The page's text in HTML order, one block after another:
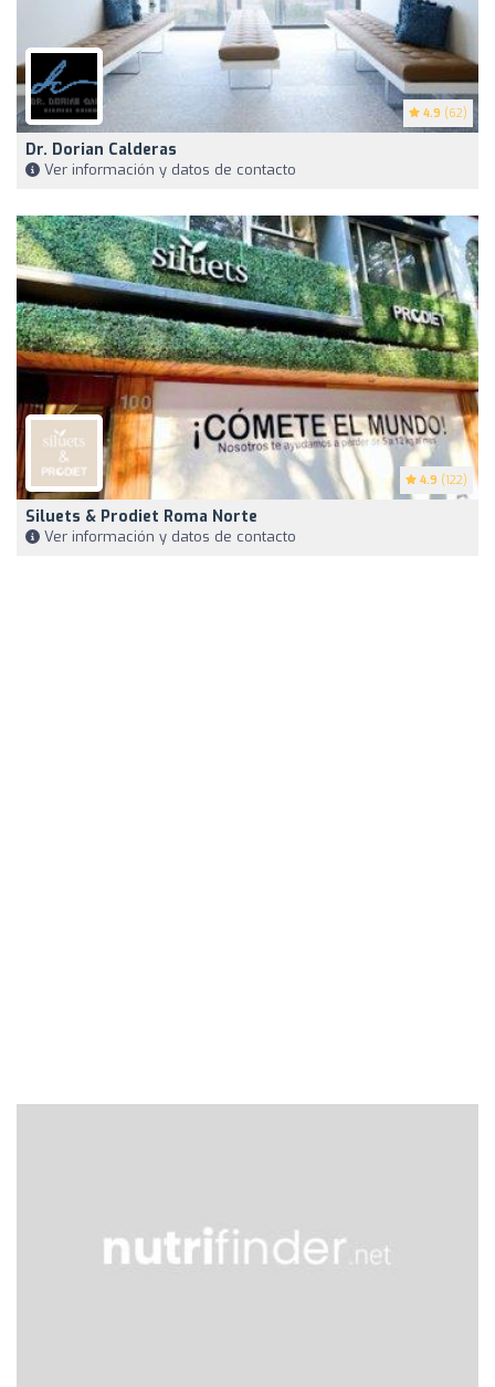
4.9 (62)
Dr. Dorian Calderas
Ver información y datos de contacto
4.9 (122)
Siluets & Prodiet Roma Norte
Ver información y datos de contacto